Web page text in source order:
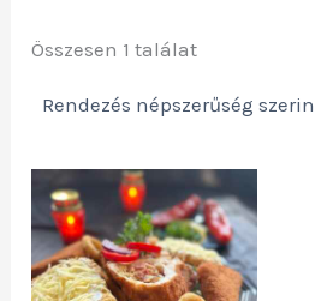
Összesen 1 találat